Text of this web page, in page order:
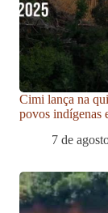
Cimi lança na
povos indígenas
7 de